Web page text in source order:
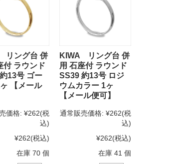
リング台 併
付 ラウンド
13号 ゴー
【メール
価格: ¥262(税
込)
¥262(税込)
在庫 70 個
KIWA リング台 併
用 石座付 ラウンド
SS39 約13号 ロジ
ウムカラー 1ヶ
【メール便可】
通常販売価格: ¥262(税
込)
¥262(税込)
在庫 41 個